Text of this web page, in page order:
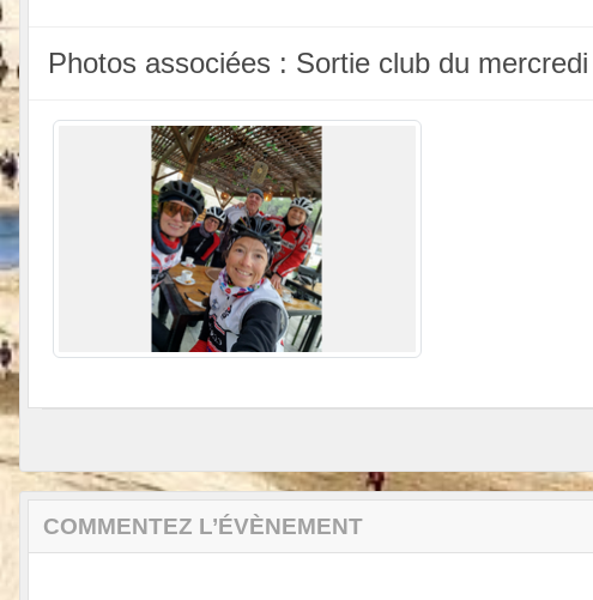
Photos associées : Sortie club du
COMMENTEZ L’ÉVÈNEMENT